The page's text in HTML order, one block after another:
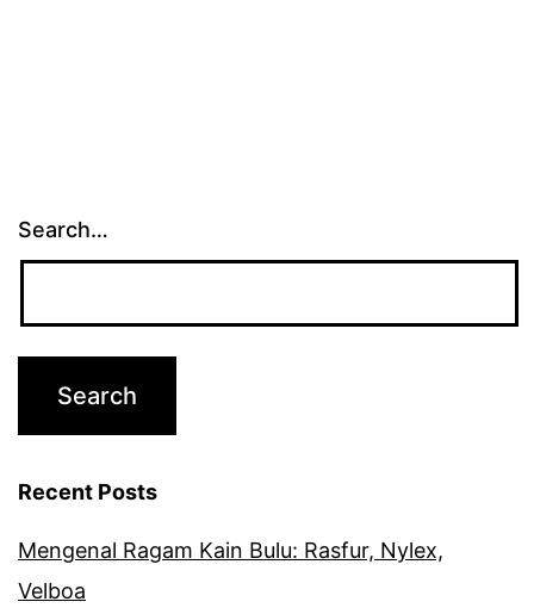
Search…
Recent Posts
Mengenal Ragam Kain Bulu: Rasfur, Nylex,
Velboa